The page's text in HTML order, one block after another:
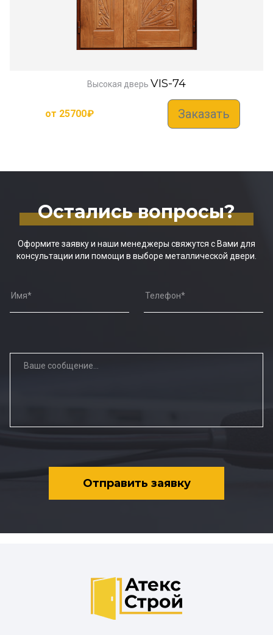
Высокая дверь VIS-74
от 25700₽ Заказать
Остались вопросы?
Оформите заявку и наши менеджеры свяжутся с Вами для
консультации или помощи в выборе металлической двери.
Отправить заявку